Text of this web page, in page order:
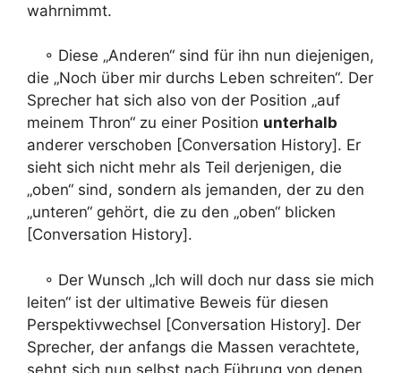
wahrnimmt.
◦ Diese „Anderen“ sind für ihn nun diejenigen,
die „Noch über mir durchs Leben schreiten“. Der
Sprecher hat sich also von der Position „auf
meinem Thron“ zu einer Position unterhalb
anderer verschoben [Conversation History]. Er
sieht sich nicht mehr als Teil derjenigen, die
„oben“ sind, sondern als jemanden, der zu den
„unteren“ gehört, die zu den „oben“ blicken
[Conversation History].
◦ Der Wunsch „Ich will doch nur dass sie mich
leiten“ ist der ultimative Beweis für diesen
Perspektivwechsel [Conversation History]. Der
Sprecher, der anfangs die Massen verachtete,
sehnt sich nun selbst nach Führung von denen,